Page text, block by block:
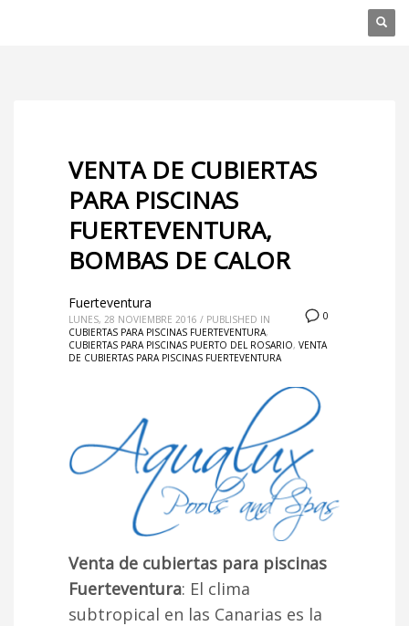
VENTA DE CUBIERTAS
PARA PISCINAS
FUERTEVENTURA,
BOMBAS DE CALOR
0
Fuerteventura
LUNES, 28 NOVIEMBRE 2016 / PUBLISHED IN
CUBIERTAS PARA PISCINAS FUERTEVENTURA,
CUBIERTAS PARA PISCINAS PUERTO DEL ROSARIO, VENTA
DE CUBIERTAS PARA PISCINAS FUERTEVENTURA
Venta de cubiertas para piscinas
Fuerteventura: El clima
subtropical en las Canarias es la